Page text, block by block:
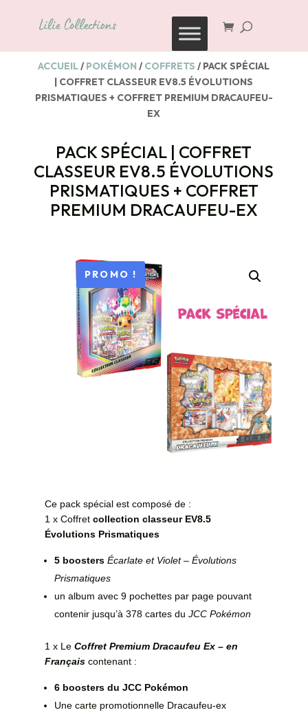
ACCUEIL/ POKÉMON / COFFRETS / PACK SPÉCIAL
| COFFRET CLASSEUR EV8.5 ÉVOLUTIONS
PRISMATIQUES + COFFRET PREMIUM DRACAUFEU-
EX
PACK SPÉCIAL | COFFRET
CLASSEUR EV8.5 ÉVOLUTIONS
PRISMATIQUES + COFFRET
PREMIUM DRACAUFEU-EX
PROMO !
Ce pack spécial est composé de :
1 x Coffret collection classeur EV8.5
Évolutions Prismatiques
5 boosters Écarlate et Violet – Évolutions
Prismatiques
un album avec 9 pochettes par page pouvant
contenir jusqu’à 378 cartes du JCC Pokémon
1 x Le Coffret Premium Dracaufeu Ex – en
Français contenant :
6 boosters du JCC Pokémon
Une carte promotionnelle Dracaufeu-ex